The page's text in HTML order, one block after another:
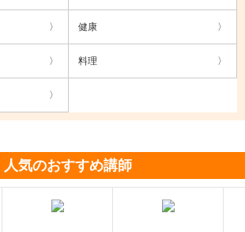
健康
料理
人気のおすすめ講師